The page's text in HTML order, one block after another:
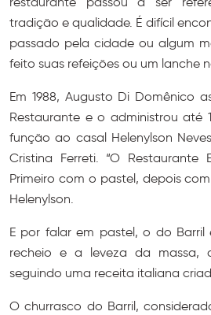
tradição e qualidade. É difícil
passado pela cidade ou algum
feito suas refeições ou um lanche
Em 1988, Augusto Di Domênico
Restaurante e o administrou até
função ao casal Helenylson
Cristina Ferreti. “O
Primeiro com o pastel, depois
Helenylson.
E por falar em pastel, o do
recheio e a leveza da massa,
seguindo uma receita italiana
O churrasco do Barril,